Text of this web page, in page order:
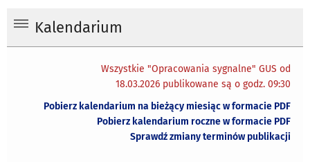
Kalendarium
Wszystkie "Opracowania sygnalne" GUS od
18.03.2026 publikowane są o godz. 09:30
Pobierz kalendarium na bieżący miesiąc w formacie PDF
Pobierz kalendarium roczne w formacie PDF
Sprawdź zmiany terminów publikacji